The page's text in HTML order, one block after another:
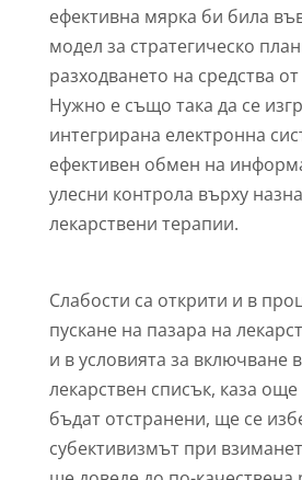
ефективна мярка би била
модел за стратегическо
разходването на средства
Нужно е също така да се
интегрирана електронна
ефективен обмен на
улесни контрола върху
лекарствени терапии.
Слабости са открити и в
пускане на пазара на
и в условията за включване
лекарствен списък, каза
бъдат отстранени, ще се
субективизмът при